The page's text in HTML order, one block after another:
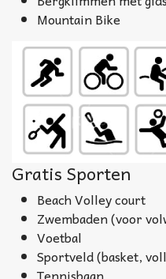
Mountain Bike
Gratis Sporten
Beach Volley court
Zwembaden (voor
Voetbal
Sportveld (basket,
Tennisbaan